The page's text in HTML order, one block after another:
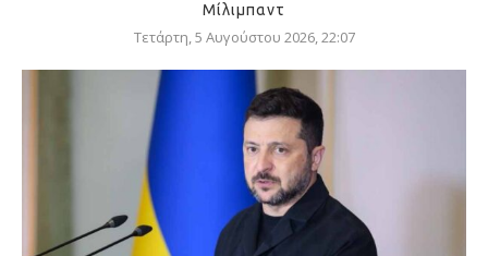
Μίλιμπαντ
Τετάρτη, 5 Αυγούστου 2026, 22:07